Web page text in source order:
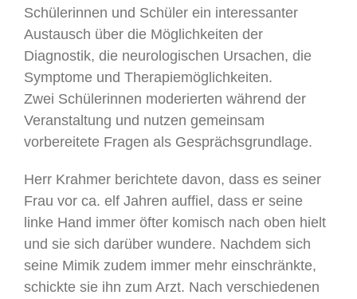
Schülerinnen und Schüler ein interessanter
Austausch über die Möglichkeiten der
Diagnostik, die neurologischen Ursachen, die
Symptome und Therapiemöglichkeiten.
Zwei Schülerinnen moderierten während der
Veranstaltung und nutzen gemeinsam
vorbereitete Fragen als Gesprächsgrundlage.
Herr Krahmer berichtete davon, dass es seiner
Frau vor ca. elf Jahren auffiel, dass er seine
linke Hand immer öfter komisch nach oben hielt
und sie sich darüber wundere. Nachdem sich
seine Mimik zudem immer mehr einschränkte,
schickte sie ihn zum Arzt. Nach verschiedenen